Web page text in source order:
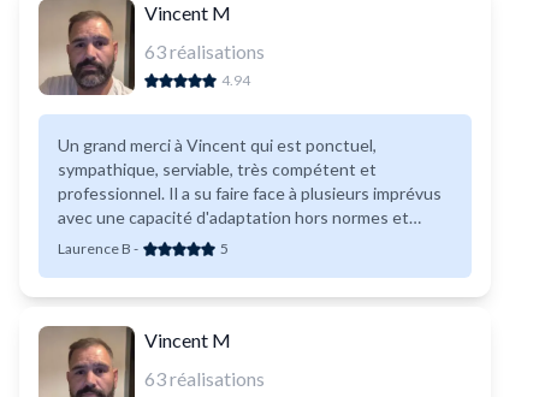
Vincent M
63réalisations
4.94
Un grand merci à Vincent qui est ponctuel,
sympathique, serviable, très compétent et
professionnel. Il a su faire face à plusieurs imprévus
avec une capacité d'adaptation hors normes et
beaucoup d'ingéniosité. Vous pouvez lui faire
Laurence B - 5
Vincent M
63réalisations